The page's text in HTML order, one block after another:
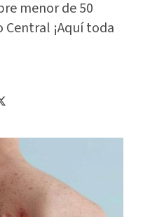
menor de 50
¡Aquí toda